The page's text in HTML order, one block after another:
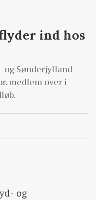
ind hos
og Sønderjylland
medlem over i
og